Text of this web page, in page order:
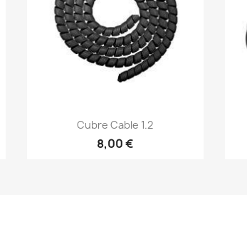
Vista rápida
Cubre Cable 1.2
8,00 €